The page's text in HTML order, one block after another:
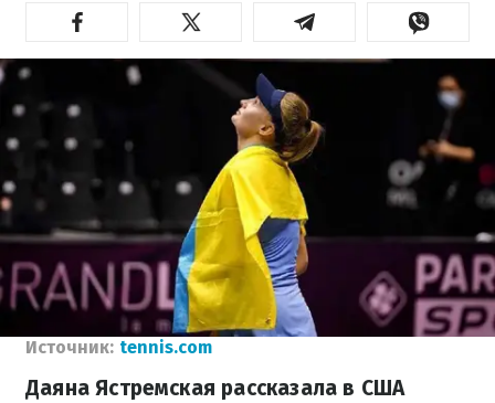
Источник: tennis.com
Даяна Ястремская рассказала в США